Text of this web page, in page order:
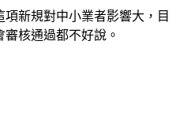
新規對中小業者影響大，目
核通過都不好說。